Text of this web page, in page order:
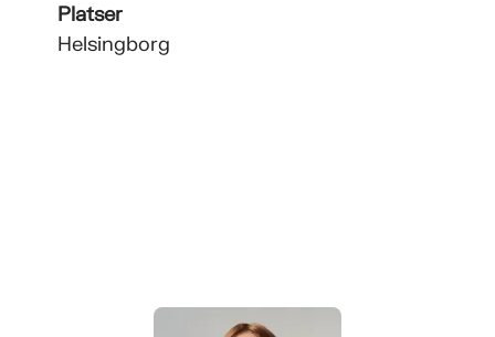
Platser
Helsingborg